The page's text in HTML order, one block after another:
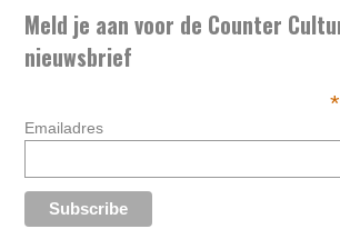
Meld je aan voor de Counter
nieuwsbrief
*
Emailadres